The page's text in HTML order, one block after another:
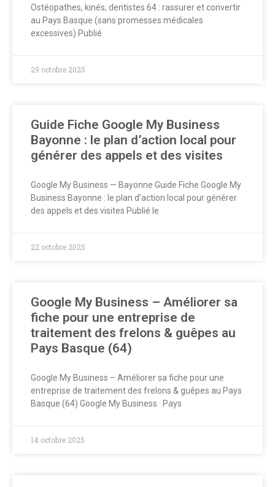
Ostéopathes, kinés, dentistes 64 : rassurer et convertir
au Pays Basque (sans promesses médicales
excessives) Publié
29 octobre 2025
Guide Fiche Google My Business
Bayonne : le plan d’action local pour
générer des appels et des visites
Google My Business — Bayonne Guide Fiche Google My
Business Bayonne : le plan d’action local pour générer
des appels et des visites Publié le
22 octobre 2025
Google My Business – Améliorer sa
fiche pour une entreprise de
traitement des frelons & guêpes au
Pays Basque (64)
Google My Business – Améliorer sa fiche pour une
entreprise de traitement des frelons & guêpes au Pays
Basque (64) Google My Business · Pays
14 octobre 2025